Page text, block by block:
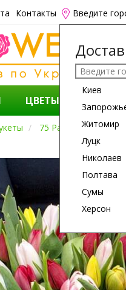
Контакты Введите
Киев
Житомир
Луцк
Николаев
Полтава
Сумы
Херсон
ЦВЕТЫ
75 Разноцветных